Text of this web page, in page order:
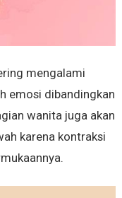
mengalami
emosi dibandingkan
wanita juga akan
karena kontraksi